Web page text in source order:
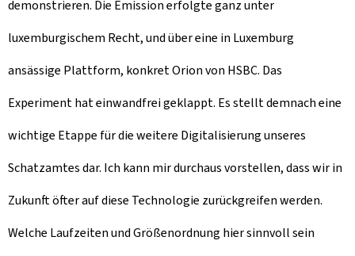
demonstrieren. Die Emission erfolgte ganz unter
luxemburgischem Recht, und über eine in Luxemburg
ansässige Plattform, konkret Orion von HSBC. Das
Experiment hat einwandfrei geklappt. Es stellt demnach eine
wichtige Etappe für die weitere Digitalisierung unseres
Schatzamtes dar. Ich kann mir durchaus vorstellen, dass wir in
Zukunft öfter auf diese Technologie zurückgreifen werden.
Welche Laufzeiten und Größenordnung hier sinnvoll sein